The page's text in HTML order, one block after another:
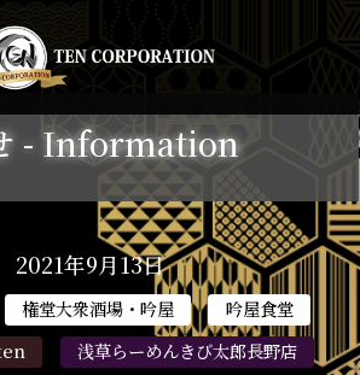
- Information
2021年9月13日